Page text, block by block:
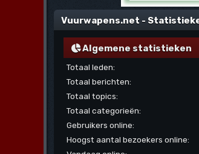
Vuurwapens.net -
Algemene statistieken
Totaal leden:
Totaal berichten:
Totaal topics:
Totaal categorieën:
Gebruikers online:
Hoogst aantal bezoekers online: